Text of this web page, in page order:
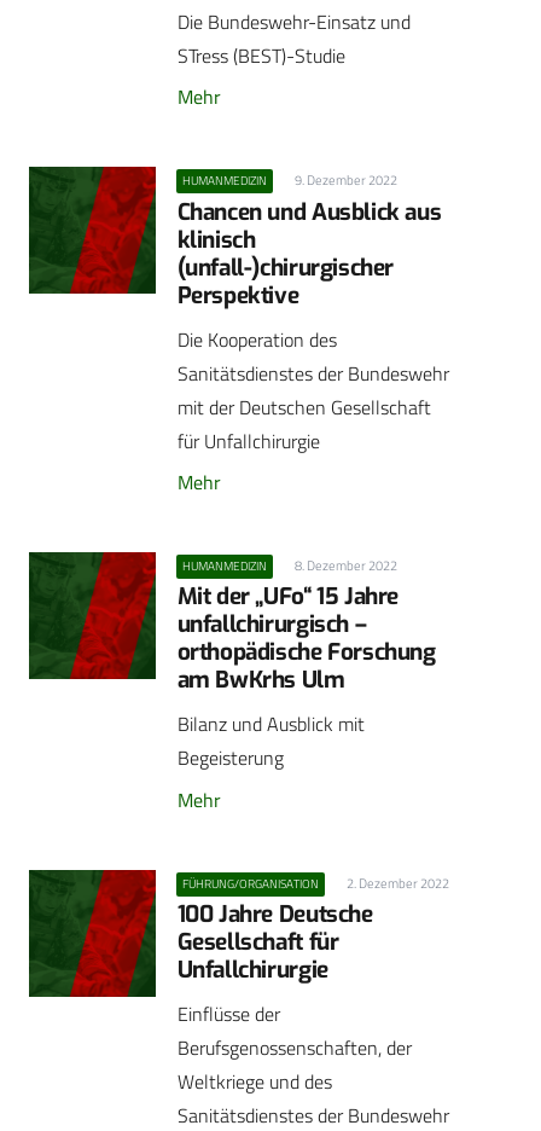
Die Bundeswehr-Einsatz und
STress (BEST)-Studie
Mehr
HUMANMEDIZIN 9. Dezember 2022
Chancen und Ausblick aus
klinisch
(unfall-)chirurgischer
Perspektive
Die Kooperation des
Sanitätsdienstes der Bundeswehr
mit der Deutschen Gesellschaft
für Unfallchirurgie
Mehr
HUMANMEDIZIN 8. Dezember 2022
Mit der „UFo“ 15 Jahre
unfallchirurgisch –
orthopädische Forschung
am BwKrhs Ulm
Bilanz und Ausblick mit
Begeisterung
Mehr
FÜHRUNG/ORGANISATION 2. Dezember 2022
100 Jahre Deutsche
Gesellschaft für
Unfallchirurgie
Einflüsse der
Berufsgenossenschaften, der
Weltkriege und des
Sanitätsdienstes der Bundeswehr